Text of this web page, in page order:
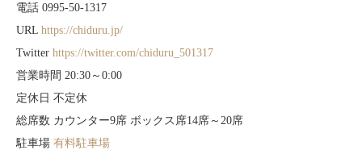
電話 0995-50-1317
URL https://chiduru.jp/
Twitter https://twitter.com/chiduru_501317
営業時間 20:30～0:00
定休日 不定休
総席数 カウンター9席 ボックス席14席～20席
駐車場 有料駐車場